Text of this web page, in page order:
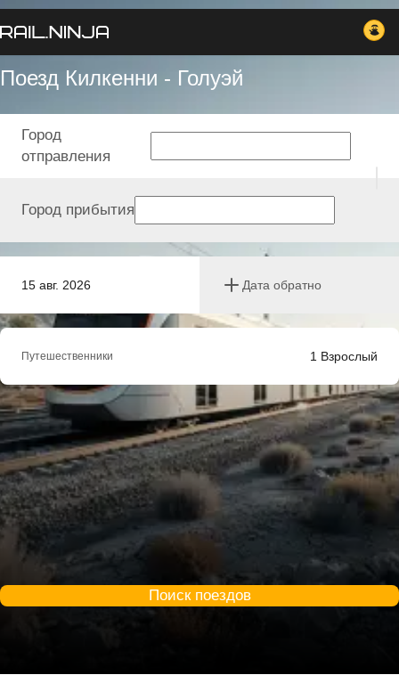
Поезд Килкенни - Голуэй
15 авг. 2026 Дата обратно
Город
отправления
Город прибытия
Путешественники 1 Взрослый
Поиск поездов